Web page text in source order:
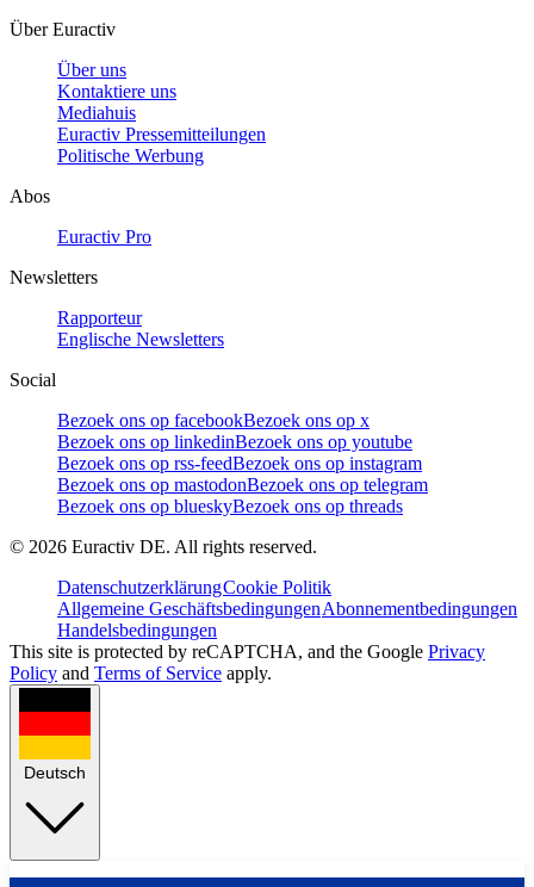
Über Euractiv
Über uns
Kontaktiere uns
Mediahuis
Euractiv Pressemitteilungen
Politische Werbung
Abos
Euractiv Pro
Newsletters
Rapporteur
Englische Newsletters
Social
Bezoek ons op facebookBezoek ons op x
Bezoek ons op linkedinBezoek ons op youtube
Bezoek ons op rss-feedBezoek ons op instagram
Bezoek ons op mastodonBezoek ons op telegram
Bezoek ons op blueskyBezoek ons op threads
© 2026 Euractiv DE. All rights reserved.
DatenschutzerklärungCookie Politik
Allgemeine GeschäftsbedingungenAbonnementbedingungen
Handelsbedingungen
This site is protected by reCAPTCHA, and the Google Privacy
Policy and Terms of Service apply.
Deutsch